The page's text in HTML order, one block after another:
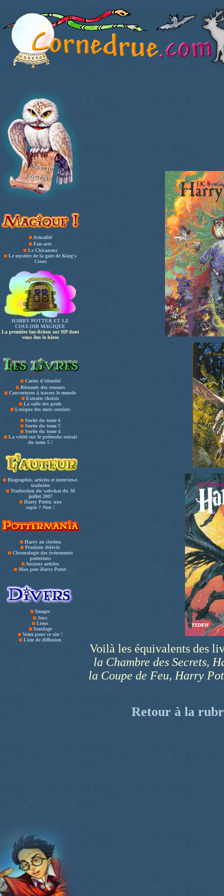
Actualité
Fan-arts
Le Chicaneur
Le mystère de la gare de King's
Cross
HARRY POTTER ET LE
COULOIR MAGIQUE
La première fan-fiction sur HP dont
vous êtes le héros
Cartes d'identité
Résumés des romans
Couvertures à travers le monde
Extraits choisis
La salle des profs
Lexique des mots sorciers
Sortie du tome 6
Sortie du tome 5
Sortie du tome 4
La vérité sur le prétendu extrait
du tome 5 !
Biographie, articles et interviews
traduites
Traduction du webchat du 30
juillet 2007
Harry Potter, une
copie ? Non !
Harry au cinéma
Produits dérivés
Chronologie des événements
potteriens
Anciens articles
Mon pote Harry Potter
Images
Jeux
Liens
Sondage
Votez pour ce site !
Liste de diffusion
Voilà les équivalents des
la Chambre des Secrets,
la Coupe de Feu, Harry
Retour à la